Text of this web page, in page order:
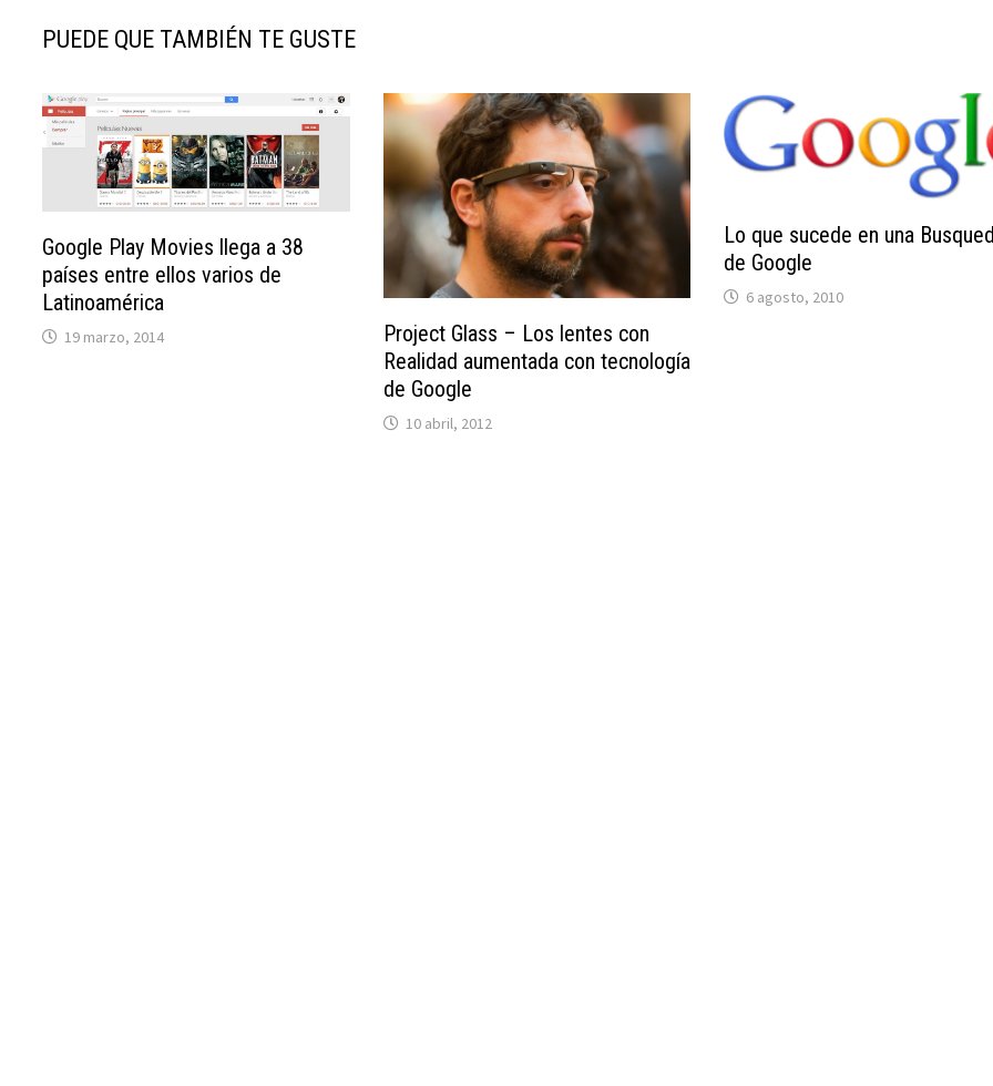
PUEDE QUE TAMBIÉN TE GUSTE
Google Play Movies llega a 38
países entre ellos varios de
Latinoamérica
19 marzo, 2014
Project Glass – Los lentes con
Realidad aumentada con tecnología
de Google
10 abril, 2012
Lo que sucede en una
de Google
6 agosto, 2010